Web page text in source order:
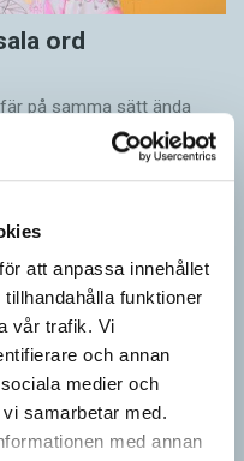
att anpassa innehållet
funktioner
vår trafik. Vi
och annan
medier och
samarbetar med.
med annan
ord
på samma sätt ända
40 basala ord med